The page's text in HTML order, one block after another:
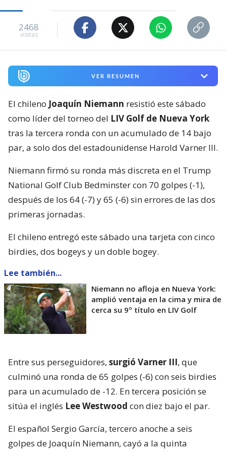
2468
visitas
VER RESUMEN
El chileno Joaquín Niemann resistió este sábado
como líder del torneo del LIV Golf de Nueva York
tras la tercera ronda con un acumulado de 14 bajo
par, a solo dos del estadounidense Harold Varner III.
Niemann firmó su ronda más discreta en el Trump
National Golf Club Bedminster con 70 golpes (-1),
después de los 64 (-7) y 65 (-6) sin errores de las dos
primeras jornadas.
El chileno entregó este sábado una tarjeta con cinco
birdies, dos bogeys y un doble bogey.
Lee también...
Niemann no afloja en Nueva York:
amplió ventaja en la cima y mira de
cerca su 9º título en LIV Golf
Entre sus perseguidores, surgió Varner III, que
culminó una ronda de 65 golpes (-6) con seis birdies
para un acumulado de -12. En tercera posición se
sitúa el inglés Lee Westwood con diez bajo el par.
El español Sergio García, tercero anoche a seis
golpes de Joaquín Niemann, cayó a la quinta